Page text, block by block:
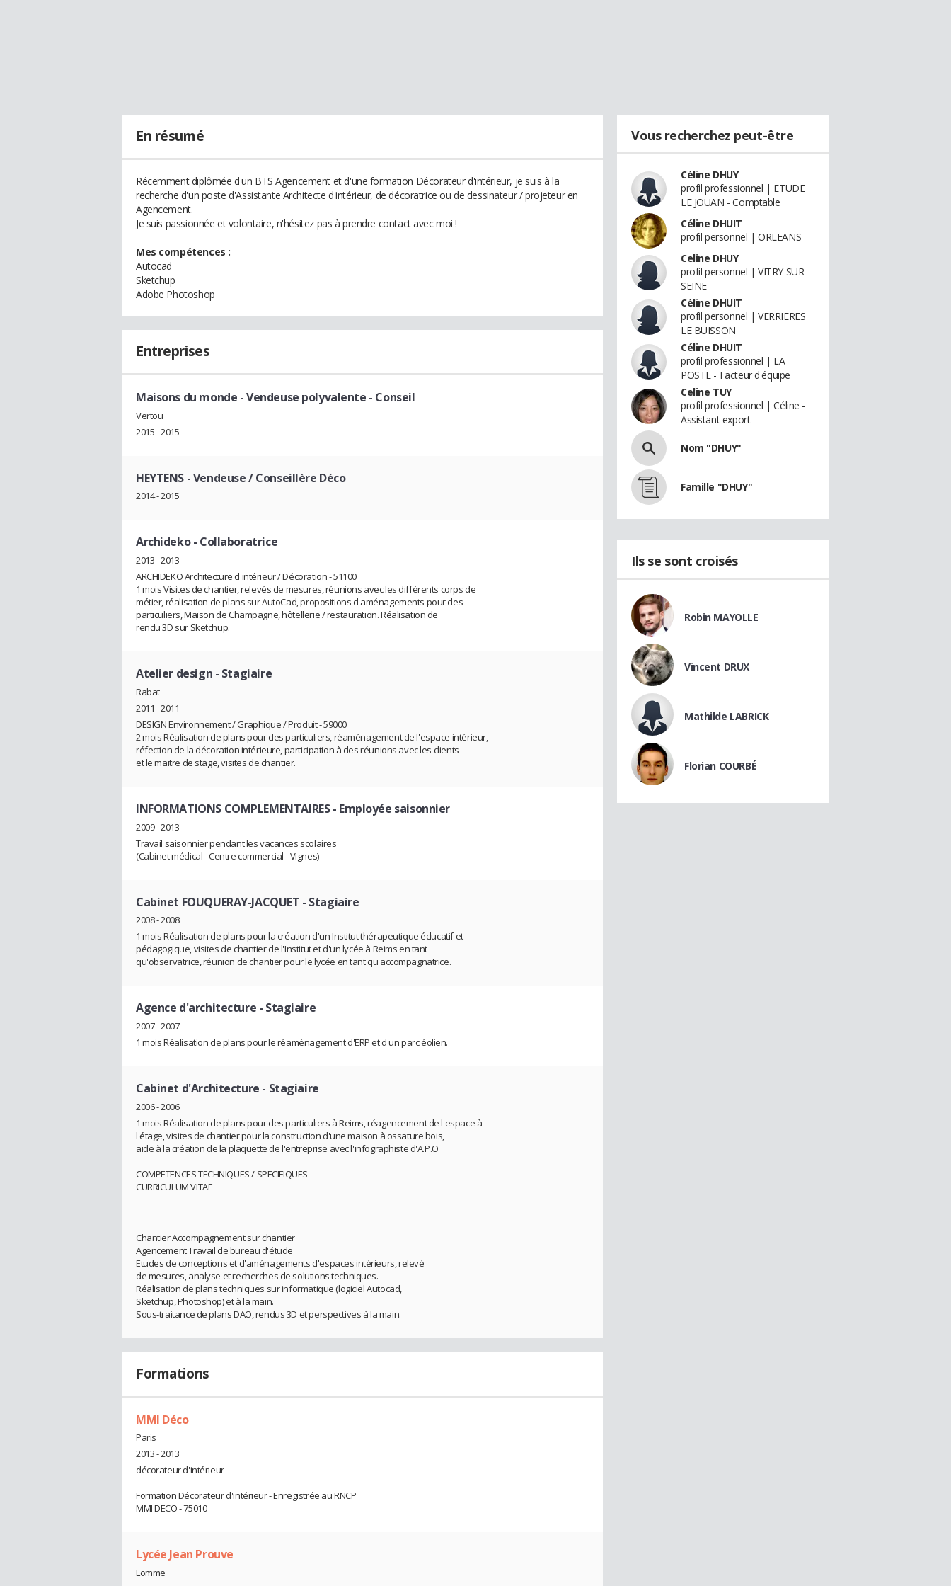
En résumé
Récemment diplômée d'un BTS Agencement et d'une formation Décorateur d'intérieur, je suis à la
recherche d'un poste d'Assistante Architecte d'intérieur, de décoratrice ou de dessinateur / projeteur en
Agencement.
Je suis passionnée et volontaire, n'hésitez pas à prendre contact avec moi !
Mes compétences :
Autocad
Sketchup
Adobe Photoshop
Entreprises
Maisons du monde - Vendeuse polyvalente - Conseil
Vertou
2015 - 2015
HEYTENS - Vendeuse / Conseillère Déco
2014 - 2015
Archideko- Collaboratrice
2013 - 2013
ARCHIDEKO Architecture d'intérieur / Décoration - 51100
1 mois Visites de chantier, relevés de mesures, réunions avec les différents corps de
métier, réalisation de plans sur AutoCad, propositions d'aménagements pour des
particuliers, Maison de Champagne, hôtellerie / restauration. Réalisation de
rendu 3D sur Sketchup.
Atelier design - Stagiaire
Rabat
2011 - 2011
DESIGN Environnement / Graphique / Produit - 59000
2 mois Réalisation de plans pour des particuliers, réaménagement de l'espace intérieur,
réfection de la décoration intérieure, participation à des réunions avec les clients
et le maitre de stage, visites de chantier.
INFORMATIONS COMPLEMENTAIRES- Employée saisonnier
2009 - 2013
Travail saisonnier pendant les vacances scolaires
(Cabinet médical - Centre commercial - Vignes)
Cabinet FOUQUERAY-JACQUET - Stagiaire
2008 - 2008
1 mois Réalisation de plans pour la création d'un Institut thérapeutique éducatif et
pédagogique, visites de chantier de l'Institut et d'un lycée à Reims en tant
qu'observatrice, réunion de chantier pour le lycée en tant qu'accompagnatrice.
Agence d'architecture - Stagiaire
2007 - 2007
1 mois Réalisation de plans pour le réaménagement d'ERP et d'un parc éolien.
Cabinet d'Architecture - Stagiaire
2006 - 2006
1 mois Réalisation de plans pour des particuliers à Reims, réagencement de l'espace à
l'étage, visites de chantier pour la construction d'une maison à ossature bois,
aide à la création de la plaquette de l'entreprise avec l'infographiste d'A.P.O
COMPETENCES TECHNIQUES / SPECIFIQUES
CURRICULUM VITAE
Chantier Accompagnement sur chantier
Agencement Travail de bureau d'étude
Etudes de conceptions et d'aménagements d'espaces intérieurs, relevé
de mesures, analyse et recherches de solutions techniques.
Réalisation de plans techniques sur informatique (logiciel Autocad,
Sketchup, Photoshop) et à la main.
Sous-traitance de plans DAO, rendus 3D et perspectives à la main.
Formations
MMI Déco
Paris
2013 - 2013
décorateur d'intérieur
Formation Décorateur d'intérieur - Enregistrée au RNCP
MMI DECO - 75010
Lycée Jean Prouve
Lomme
Vous recherchez peut-être
Céline DHUY
profil professionnel | ETUDE
LE JOUAN - Comptable
Céline DHUIT
profil personnel | ORLEANS
Celine DHUY
profil personnel | VITRY SUR
SEINE
Céline DHUIT
profil personnel | VERRIERES
LE BUISSON
Céline DHUIT
profil professionnel | LA
POSTE - Facteur d'équipe
Celine TUY
profil professionnel | Céline -
Assistant export
Nom "DHUY"
Famille "DHUY"
Ils se sont croisés
Robin MAYOLLE
Vincent DRUX
Mathilde LABRICK
Florian COURBÉ